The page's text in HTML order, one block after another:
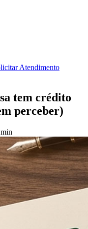
Atendimento
tem crédito
perceber)